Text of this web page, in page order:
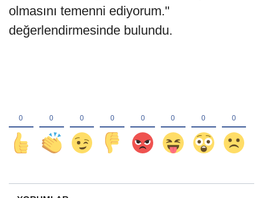
olmasını temenni ediyorum."
değerlendirmesinde bulundu.